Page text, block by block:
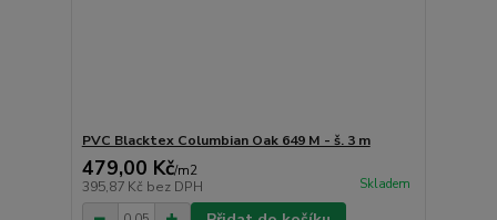
PVC Blacktex Columbian Oak 649 M - š. 3 m
479,00 Kč/m2
395,87 Kč bez DPH Skladem